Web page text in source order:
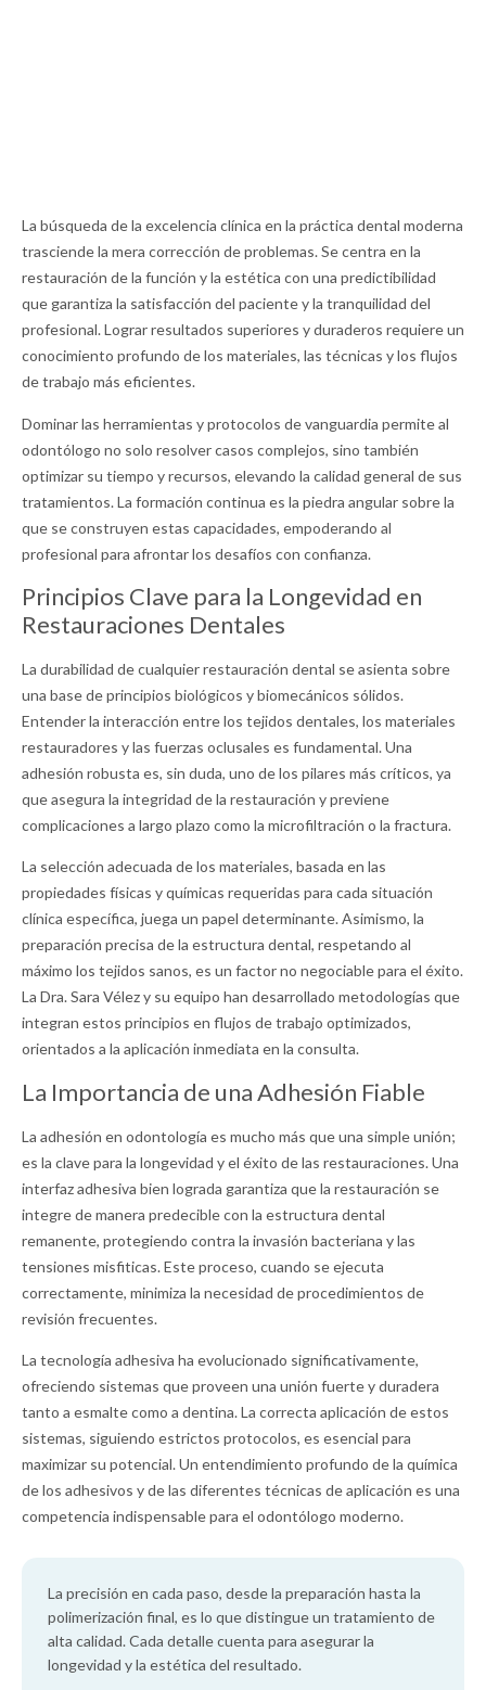
La búsqueda de la excelencia clínica en la práctica dental moderna
trasciende la mera corrección de problemas. Se centra en la
restauración de la función y la estética con una predictibilidad
que garantiza la satisfacción del paciente y la tranquilidad del
profesional. Lograr resultados superiores y duraderos requiere un
conocimiento profundo de los materiales, las técnicas y los flujos
de trabajo más eficientes.
Dominar las herramientas y protocolos de vanguardia permite al
odontólogo no solo resolver casos complejos, sino también
optimizar su tiempo y recursos, elevando la calidad general de sus
tratamientos. La formación continua es la piedra angular sobre la
que se construyen estas capacidades, empoderando al
profesional para afrontar los desafíos con confianza.
Principios Clave para la Longevidad en
Restauraciones Dentales
La durabilidad de cualquier restauración dental se asienta sobre
una base de principios biológicos y biomecánicos sólidos.
Entender la interacción entre los tejidos dentales, los materiales
restauradores y las fuerzas oclusales es fundamental. Una
adhesión robusta es, sin duda, uno de los pilares más críticos, ya
que asegura la integridad de la restauración y previene
complicaciones a largo plazo como la microfiltración o la fractura.
La selección adecuada de los materiales, basada en las
propiedades físicas y químicas requeridas para cada situación
clínica específica, juega un papel determinante. Asimismo, la
preparación precisa de la estructura dental, respetando al
máximo los tejidos sanos, es un factor no negociable para el éxito.
La Dra. Sara Vélez y su equipo han desarrollado metodologías que
integran estos principios en flujos de trabajo optimizados,
orientados a la aplicación inmediata en la consulta.
La Importancia de una Adhesión Fiable
La adhesión en odontología es mucho más que una simple unión;
es la clave para la longevidad y el éxito de las restauraciones. Una
interfaz adhesiva bien lograda garantiza que la restauración se
integre de manera predecible con la estructura dental
remanente, protegiendo contra la invasión bacteriana y las
tensiones misfiticas. Este proceso, cuando se ejecuta
correctamente, minimiza la necesidad de procedimientos de
revisión frecuentes.
La tecnología adhesiva ha evolucionado significativamente,
ofreciendo sistemas que proveen una unión fuerte y duradera
tanto a esmalte como a dentina. La correcta aplicación de estos
sistemas, siguiendo estrictos protocolos, es esencial para
maximizar su potencial. Un entendimiento profundo de la química
de los adhesivos y de las diferentes técnicas de aplicación es una
competencia indispensable para el odontólogo moderno.
La precisión en cada paso, desde la preparación hasta la
polimerización final, es lo que distingue un tratamiento de
alta calidad. Cada detalle cuenta para asegurar la
longevidad y la estética del resultado.